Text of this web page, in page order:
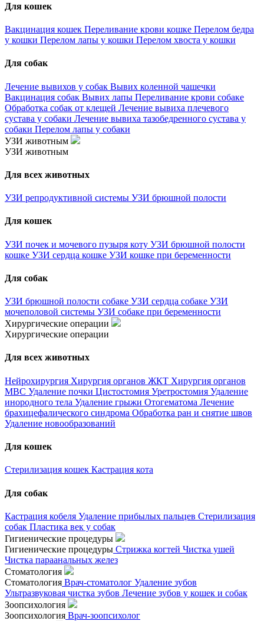
Для кошек
Вакцинация кошек Переливание крови кошке Перелом бедра
у кошки Перелом лапы у кошки Перелом хвоста у кошки
Для собак
Лечение вывихов у собак Вывих коленной чашечки
Вакцинация собак Вывих лапы Переливание крови собаке
Обработка собак от клещей Лечение вывиха плечевого
сустава у собаки Лечение вывиха тазобедренного сустава у
собаки Перелом лапы у собаки
УЗИ животным
УЗИ животным
Для всех животных
УЗИ репродуктивной системы УЗИ брюшной полости
Для кошек
УЗИ почек и мочевого пузыря коту УЗИ брюшной полости
кошке УЗИ сердца кошке УЗИ кошке при беременности
Для собак
УЗИ брюшной полости собаке УЗИ сердца собаке УЗИ
мочеполовой системы УЗИ собаке при беременности
Хирургические операции
Хирургические операции
Для всех животных
Нейрохирургия Хирургия органов ЖКТ Хирургия органов
МВС Удаление почки Цистостомия Уретростомия Удаление
инородного тела Удаление грыжи Отогематома Лечение
брахицефалического синдрома Обработка ран и снятие швов
Удаление новообразований
Для кошек
Стерилизация кошек Кастрация кота
Для собак
Кастрация кобеля Удаление прибылых пальцев Стерилизация
собак Пластика век у собак
Гигиенические процедуры
Гигиенические процедуры Стрижка когтей Чистка ушей
Чистка параанальных желез
Стоматология
Стоматология Врач-стоматолог Удаление зубов
Ультразвуковая чистка зубов Лечение зубов у кошек и собак
Зоопсихология
Зоопсихология Врач-зоопсихолог